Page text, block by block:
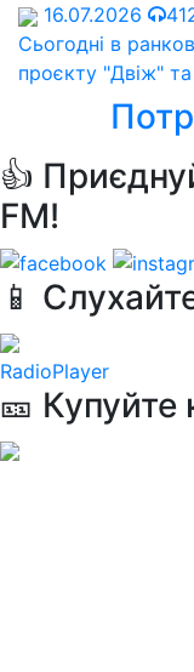
16.07.2026
Сьогодні в
проєкту "Двіж"
👍
FM!
📱
RadioPlayer
🎫 Купуйте